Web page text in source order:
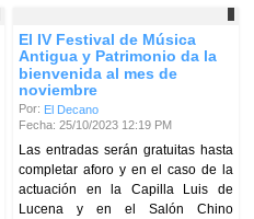
El IV Festival de Música
Antigua y Patrimonio da la
bienvenida al mes de
noviembre
Por: El Decano
Fecha: 25/10/2023 12:19 PM
Las entradas serán gratuitas hasta
completar aforo y en el caso de la
actuación en la Capilla Luis de
Lucena y en el Salón Chino